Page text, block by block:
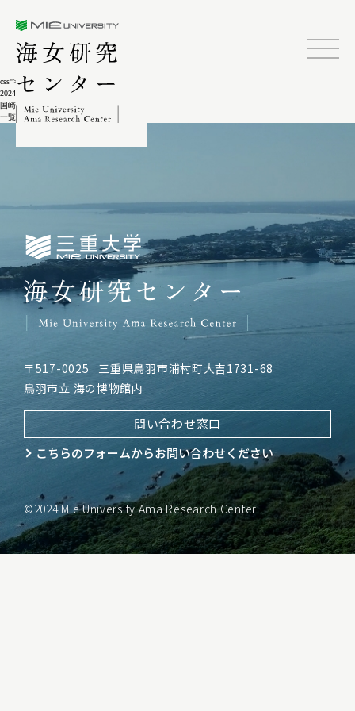
css">
2024.02.04
国崎(徒人海女)9-5-3
一覧に戻る
三重大学海女研究センター
〒517-0025
三重県鳥羽市浦村町大吉1731-68
鳥羽市立 海の博物館内
問い合わせ窓口
こちらのフォームからお問い合わせください
©2024 Mie University Ama Research Center